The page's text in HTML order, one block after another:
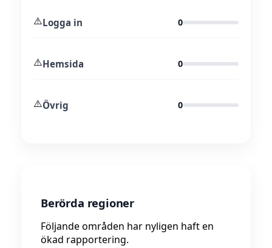
⚠️Logga in 0
⚠️Hemsida 0
⚠️Övrig 0
Berörda regioner
Följande områden har nyligen haft en
ökad rapportering.